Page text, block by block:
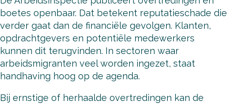
boetes openbaar. Dat betekent reputatieschade die
verder gaat dan de financiële gevolgen. Klanten,
opdrachtgevers en potentiële medewerkers
kunnen dit terugvinden. In sectoren waar
arbeidsmigranten veel worden ingezet, staat
handhaving hoog op de agenda.
Bij ernstige of herhaalde overtredingen kan de